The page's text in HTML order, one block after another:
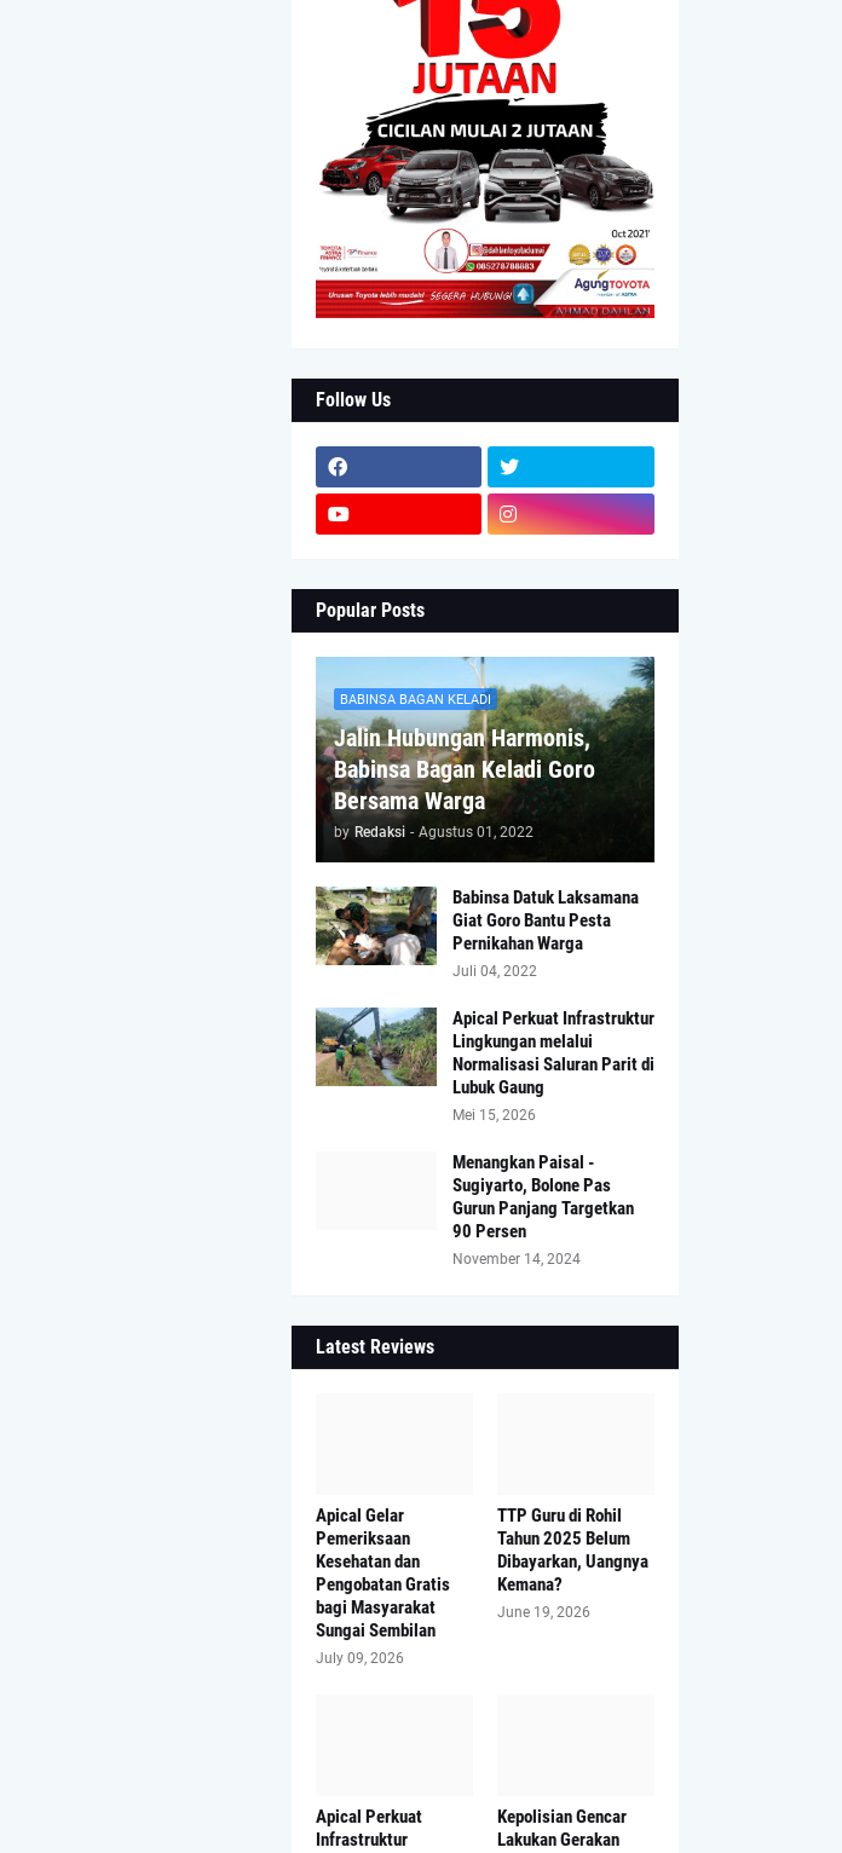
Follow Us
Popular Posts
BABINSA BAGAN KELADI
Jalin Hubungan Harmonis,
Babinsa Bagan Keladi Goro
Bersama Warga
by Redaksi - Agustus 01, 2022
Babinsa Datuk Laksamana
Giat Goro Bantu Pesta
Pernikahan Warga
Juli 04, 2022
Apical Perkuat Infrastruktur
Lingkungan melalui
Normalisasi Saluran Parit di
Lubuk Gaung
Mei 15, 2026
Menangkan Paisal -
Sugiyarto, Bolone Pas
Gurun Panjang Targetkan
90 Persen
November 14, 2024
Latest Reviews
Apical Gelar
Pemeriksaan
Kesehatan dan
Pengobatan Gratis
bagi Masyarakat
Sungai Sembilan
July 09, 2026
TTP Guru di Rohil
Tahun 2025 Belum
Dibayarkan, Uangnya
Kemana?
June 19, 2026
Apical Perkuat
Infrastruktur
Kepolisian Gencar
Lakukan Gerakan